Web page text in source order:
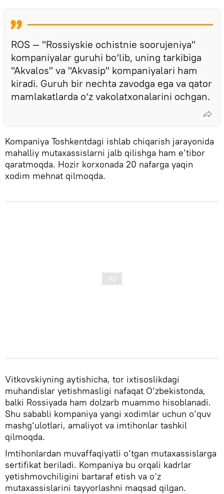
ROS — "Rossiyskie ochistnie soorujeniya"
kompaniyalar guruhi bo‘lib, uning tarkibiga
"Akvalos" va "Akvasip" kompaniyalari ham
kiradi. Guruh bir nechta zavodga ega va qator
mamlakatlarda o‘z vakolatxonalarini ochgan.
Kompaniya Toshkentdagi ishlab chiqarish jarayonida
mahalliy mutaxassislarni jalb qilishga ham e’tibor
qaratmoqda. Hozir korxonada 20 nafarga yaqin
xodim mehnat qilmoqda.
Vitkovskiyning aytishicha, tor ixtisoslikdagi
muhandislar yetishmasligi nafaqat O‘zbekistonda,
balki Rossiyada ham dolzarb muammo hisoblanadi.
Shu sababli kompaniya yangi xodimlar uchun o‘quv
mashg‘ulotlari, amaliyot va imtihonlar tashkil
qilmoqda.
Imtihonlardan muvaffaqiyatli o‘tgan mutaxassislarga
sertifikat beriladi. Kompaniya bu orqali kadrlar
yetishmovchiligini bartaraf etish va o‘z
mutaxassislarini tayyorlashni maqsad qilgan.